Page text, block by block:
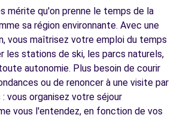
- SOVACA - VALENCE (AR)4.8 km
foret ZAC Briffaut EST
mérite qu'on prenne le temps de la
sa région environnante. Avec une
vous maîtrisez votre emploi du temps
les stations de ski, les parcs naturels,
autonomie. Plus besoin de courir
ou de renoncer à une visite par
vous organisez votre séjour
vous l'entendez, en fonction de vos